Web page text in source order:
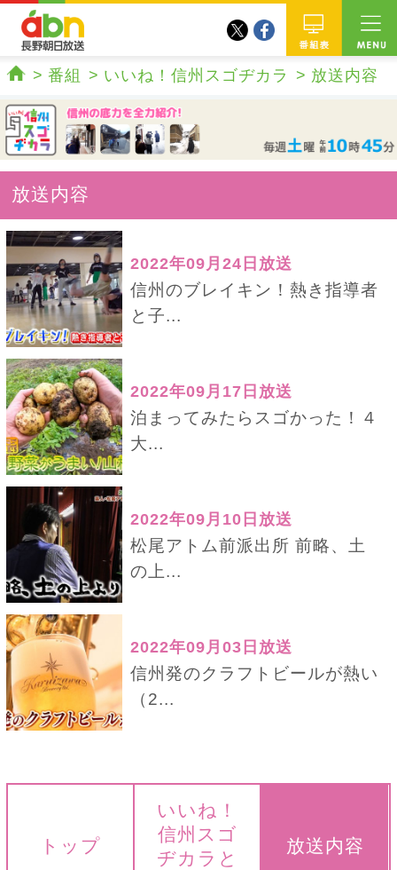
番組
twitterfacebook
番組 いいね！信州スゴヂカラ 放送内容
放送内容
2022年09月24日放送
信州のブレイキン！熱き指導者
と子...
2022年09月17日放送
泊まってみたらスゴかった！４
大...
2022年09月10日放送
松尾アトム前派出所 前略、土
の上...
2022年09月03日放送
信州発のクラフトビールが熱い
（2...
トップ
いいね！
信州スゴ
ヂカラと
放送内容